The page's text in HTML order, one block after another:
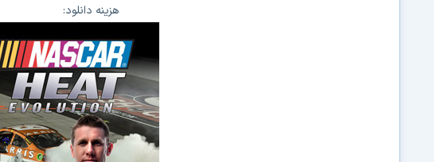
هزینه دانلود:
سیستم عامل / حجم فایل:
آخرین بروزرسانی:
دسته بندی: